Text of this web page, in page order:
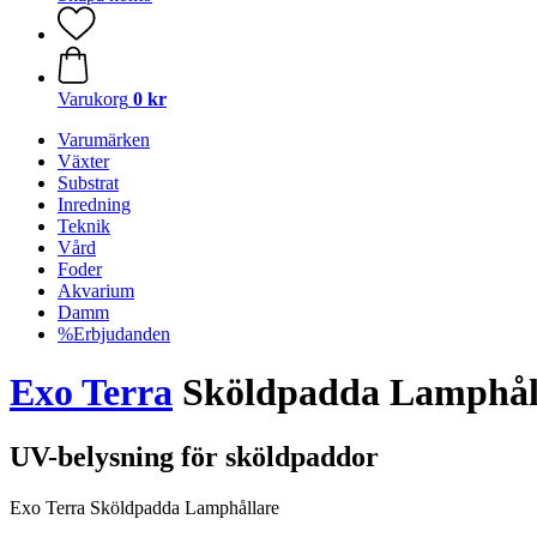
Varukorg 0 kr
Varumärken
Växter
Substrat
Inredning
Teknik
Vård
Foder
Akvarium
Damm
%Erbjudanden
Exo Terra Sköldpadda
UV-belysning för sköldpaddor
Exo Terra Sköldpadda Lamphållare